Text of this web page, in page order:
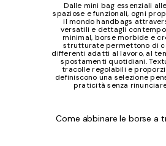
Dalle mini bag essenziali
spaziose e funzionali, ogni
il mondo handbags
versatili e dettagli
minimal, borse morbide e
strutturate permettono di
differenti adatti al lavoro, al
spostamenti quotidiani.
tracolle regolabili e
definiscono una selezione
praticità senza
Come abbinare le borse a